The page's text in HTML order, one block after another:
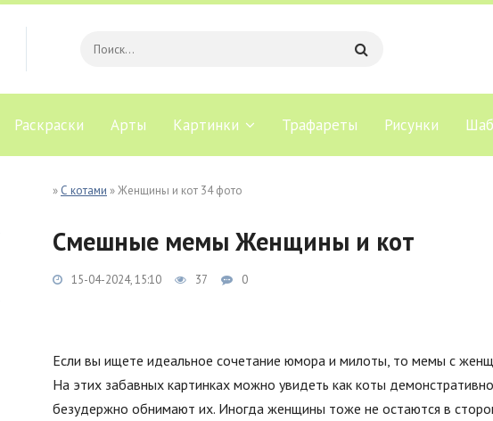
Раскраски Арты Картинки Трафареты Рисунки
» С котами » Женщины и кот 34 фото
Смешные мемы Женщины и кот
15-04-2024, 15:10 37 0
Если вы ищете идеальное сочетание юмора и милоты, то мемы с
На этих забавных картинках можно увидеть как коты
безудержно обнимают их. Иногда женщины тоже не остаются в